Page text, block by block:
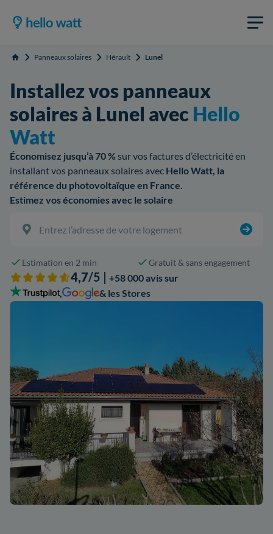
Accueil Panneaux solaires Hérault Lunel
Installez vos panneaux
solaires à Lunel avec Hello
Watt
Économisez jusqu’à 70 %sur vos factures d’électricité en
installant vos panneaux solaires avec Hello Watt, la
référence du photovoltaïque en France.
Estimez vos économies avec le solaire
Estimation en 2 min Gratuit & sans engagement
4,7/5 | +58 000 avis sur
,
& les Stores